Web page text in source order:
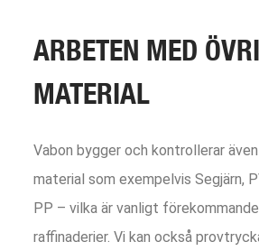
ARBETEN MED
MATERIAL
Vabon bygger och kontrollerar
material som exempelvis Segjärn,
PP – vilka är vanligt
raffinaderier. Vi kan också